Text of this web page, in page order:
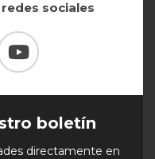
sociales
boletín
directamente en